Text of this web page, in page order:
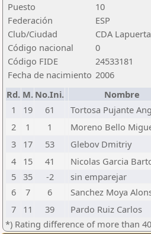
Puesto
10
Federación
ESP
Club/Ciudad
CDA Lapuerta
Código nacional
0
Código FIDE
24533181
Fecha de nacimiento 2006
Rd. M. No.Ini. Nombre
1
19 61 Tortosa Pujante
2
1 1 Moreno Bello
3
17 53 Glebov Dmitriy
4
15 41 Nicolas Garcia
5 35 -2 sin emparejar
6
7 6 Sanchez Moya
7
11 39 Pardo Ruiz Carlos
*) Rating difference of more than